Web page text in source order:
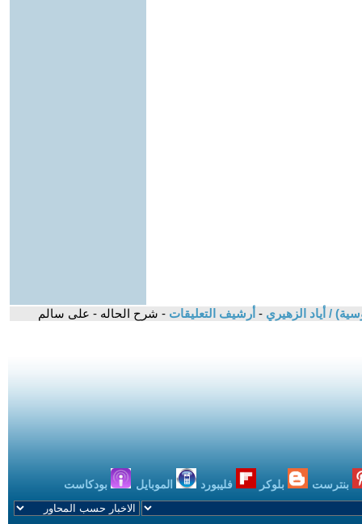
- أرشيف التعليقات - شرح الحاله - على سالم
بنترست بلوكر فليبورد الموبايل بودكاست